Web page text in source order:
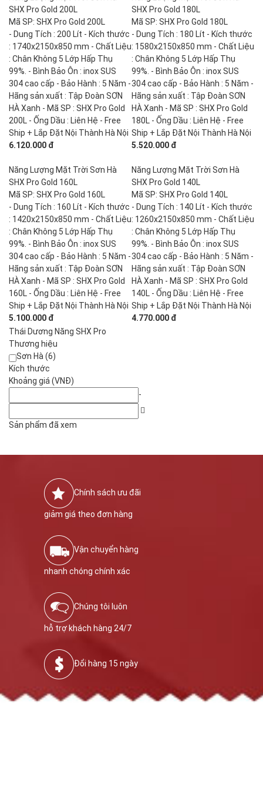
SHX Pro Gold 200L
Mã SP: SHX Pro Gold 200L
- Dung Tích : 200 Lít - Kích thước
: 1740x2150x850 mm - Chất Liệu
: Chân Không 5 Lớp Hấp Thụ
99%. - Bình Bảo Ôn : inox SUS
304 cao cấp - Bảo Hành : 5 Năm -
Hãng sản xuất : Tập Đoàn SƠN
HÀ Xanh - Mã SP : SHX Pro Gold
200L - Ống Dầu : Liên Hệ - Free
Ship + Lắp Đặt Nội Thành Hà Nội
6.120.000 đ
SHX Pro Gold 180L
Mã SP: SHX Pro Gold 180L
- Dung Tích : 180 Lít - Kích thước
: 1580x2150x850 mm - Chất Liệu
: Chân Không 5 Lớp Hấp Thụ
99%. - Bình Bảo Ôn : inox SUS
304 cao cấp - Bảo Hành : 5 Năm -
Hãng sản xuất : Tập Đoàn SƠN
HÀ Xanh - Mã SP : SHX Pro Gold
180L - Ống Dầu : Liên Hệ - Free
Ship + Lắp Đặt Nội Thành Hà Nội
5.520.000 đ
Năng Lượng Mặt Trời Sơn Hà
SHX Pro Gold 160L
Mã SP: SHX Pro Gold 160L
- Dung Tích : 160 Lít - Kích thước
: 1420x2150x850 mm - Chất Liệu
: Chân Không 5 Lớp Hấp Thụ
99%. - Bình Bảo Ôn : inox SUS
304 cao cấp - Bảo Hành : 5 Năm -
Hãng sản xuất : Tập Đoàn SƠN
HÀ Xanh - Mã SP : SHX Pro Gold
160L - Ống Dầu : Liên Hệ - Free
Ship + Lắp Đặt Nội Thành Hà Nội
5.100.000 đ
Năng Lượng Mặt Trời Sơn Hà
SHX Pro Gold 140L
Mã SP: SHX Pro Gold 140L
- Dung Tích : 140 Lít - Kích thước
: 1260x2150x850 mm - Chất Liệu
: Chân Không 5 Lớp Hấp Thụ
99%. - Bình Bảo Ôn : inox SUS
304 cao cấp - Bảo Hành : 5 Năm -
Hãng sản xuất : Tập Đoàn SƠN
HÀ Xanh - Mã SP : SHX Pro Gold
140L - Ống Dầu : Liên Hệ - Free
Ship + Lắp Đặt Nội Thành Hà Nội
4.770.000 đ
Thái Dương Năng SHX Pro
Thương hiệu
Sơn Hà (6)
Kích thước
Khoảng giá (VNĐ)
-
Sản phẩm đã xem
Chính sách ưu đãi
giảm giá theo đơn hàng
Vận chuyển hàng
nhanh chóng chính xác
Chúng tôi luôn
hỗ trợ khách hàng 24/7
Đổi hàng 15 ngày